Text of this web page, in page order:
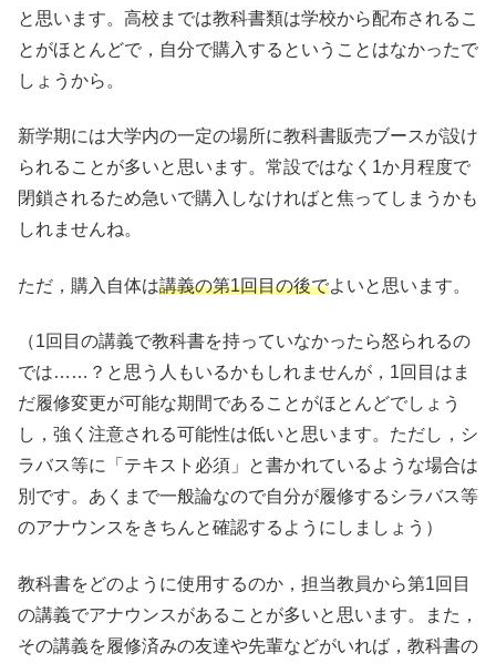
と思います。高校までは教科書類は学校から配布されるこ
とがほとんどで，自分で購入するということはなかったで
しょうから。
新学期には大学内の一定の場所に教科書販売ブースが設け
られることが多いと思います。常設ではなく1か月程度で
閉鎖されるため急いで購入しなければと焦ってしまうかも
しれませんね。
ただ，購入自体は講義の第1回目の後でよいと思います。
（1回目の講義で教科書を持っていなかったら怒られるの
では……？と思う人もいるかもしれませんが，1回目はま
だ履修変更が可能な期間であることがほとんどでしょう
し，強く注意される可能性は低いと思います。ただし，シ
ラバス等に「テキスト必須」と書かれているような場合は
別です。あくまで一般論なので自分が履修するシラバス等
のアナウンスをきちんと確認するようにしましょう）
教科書をどのように使用するのか，担当教員から第1回目
の講義でアナウンスがあることが多いと思います。また，
その講義を履修済みの友達や先輩などがいれば，教科書の